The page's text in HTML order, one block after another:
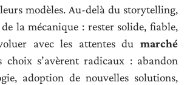
modèles. Au-delà du storytelling,
la mécanique : rester solide, fiable,
avec les attentes du marché
choix s’avèrent radicaux : abandon
adoption de nouvelles solutions,